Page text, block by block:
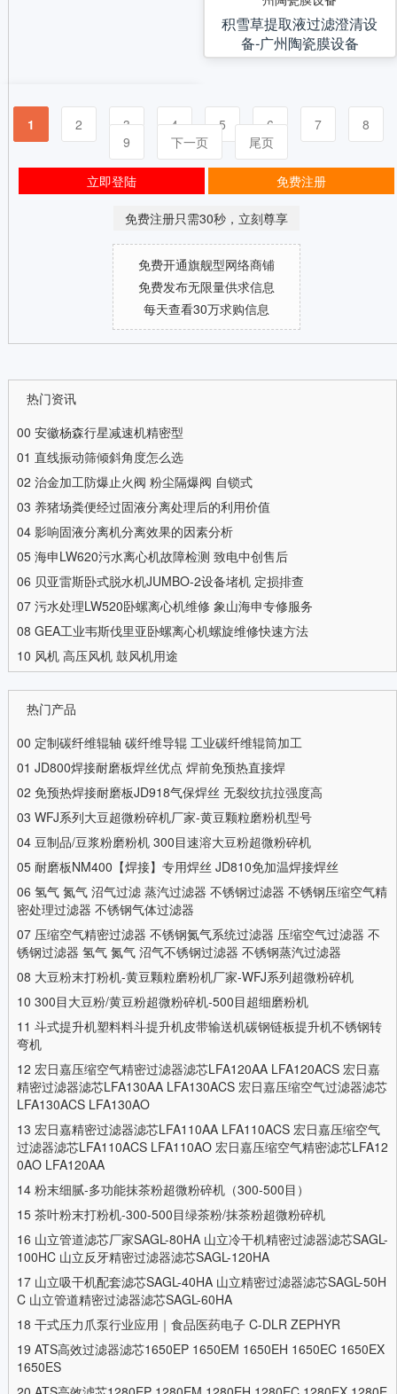
积雪草提取液过滤澄清设
备-广州陶瓷膜设备
1 2 3 4 5 6 7
8
9
下一页 尾页
立即登陆 免费注册
免费注册只需30秒，立刻尊享
免费开通旗舰型网络商铺
免费发布无限量供求信息
每天查看30万求购信息
热门资讯
00 安徽杨森行星减速机精密型
01 直线振动筛倾斜角度怎么选
02 治金加工防爆止火阀 粉尘隔爆阀 自锁式
03 养猪场粪便经过固液分离处理后的利用价值
04 影响固液分离机分离效果的因素分析
05 海申LW620污水离心机故障检测 致电中创售后
06 贝亚雷斯卧式脱水机JUMBO-2设备堵机 定损排查
07 污水处理LW520卧螺离心机维修 象山海申专修服务
08 GEA工业韦斯伐里亚卧螺离心机螺旋维修快速方法
10 风机 高压风机 鼓风机用途
热门产品
00 定制碳纤维辊轴 碳纤维导辊 工业碳纤维辊筒加工
01 JD800焊接耐磨板焊丝优点 焊前免预热直接焊
02 免预热焊接耐磨板JD918气保焊丝 无裂纹抗拉强度高
03 WFJ系列大豆超微粉碎机厂家-黄豆颗粒磨粉机型号
04 豆制品/豆浆粉磨粉机 300目速溶大豆粉超微粉碎机
05 耐磨板NM400【焊接】专用焊丝 JD810免加温焊接焊丝
06 氢气 氮气 沼气过滤 蒸汽过滤器 不锈钢过滤器 不锈钢压缩空气精
密处理过滤器 不锈钢气体过滤器
07 压缩空气精密过滤器 不锈钢氮气系统过滤器 压缩空气过滤器 不
锈钢过滤器 氢气 氮气 沼气不锈钢过滤器 不锈钢蒸汽过滤器
08 大豆粉末打粉机-黄豆颗粒磨粉机厂家-WFJ系列超微粉碎机
10 300目大豆粉/黄豆粉超微粉碎机-500目超细磨粉机
11 斗式提升机塑料料斗提升机皮带输送机碳钢链板提升机不锈钢转
弯机
12 宏日嘉压缩空气精密过滤器滤芯LFA120AA LFA120ACS 宏日嘉
精密过滤器滤芯LFA130AA LFA130ACS 宏日嘉压缩空气过滤器滤芯
LFA130ACS LFA130AO
13 宏日嘉精密过滤器滤芯LFA110AA LFA110ACS 宏日嘉压缩空气
过滤器滤芯LFA110ACS LFA110AO 宏日嘉压缩空气精密滤芯LFA12
0AO LFA120AA
14 粉末细腻-多功能抹茶粉超微粉碎机（300-500目）
15 茶叶粉末打粉机-300-500目绿茶粉/抹茶粉超微粉碎机
16 山立管道滤芯厂家SAGL-80HA 山立冷干机精密过滤器滤芯SAGL-
100HC 山立反牙精密过滤器滤芯SAGL-120HA
17 山立吸干机配套滤芯SAGL-40HA 山立精密过滤器滤芯SAGL-50H
C 山立管道精密过滤器滤芯SAGL-60HA
18 干式压力爪泵行业应用｜食品医药电子 C-DLR ZEPHYR
19 ATS高效过滤器滤芯1650EP 1650EM 1650EH 1650EC 1650EX
1650ES